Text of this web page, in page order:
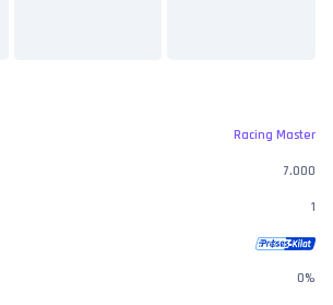
Racing Master
7.000
1
0%